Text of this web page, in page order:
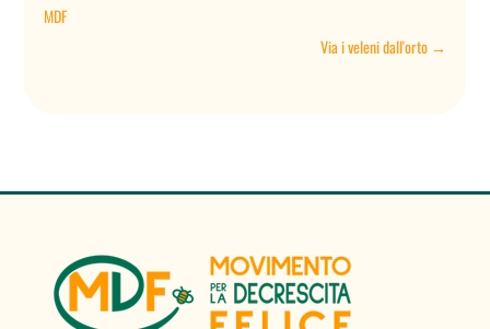
MDF
Via i veleni dall'orto→